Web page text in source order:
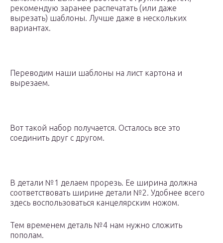
рекомендую заранее распечатать (или даже
вырезать) шаблоны. Лучше даже в нескольких
вариантах.
Переводим наши шаблоны на лист картона и
вырезаем.
Вот такой набор получается. Осталось все это
соединить друг с другом.
В детали №1 делаем прорезь. Ее ширина должна
соответствовать ширине детали №2. Удобнее всего
здесь воспользоваться канцелярским ножом.
Тем временем деталь №4 нам нужно сложить
пополам.